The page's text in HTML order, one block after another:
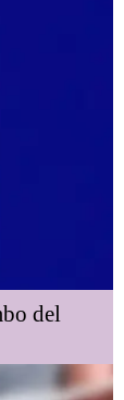
del